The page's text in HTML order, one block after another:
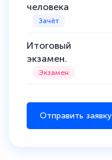
человека
Итоговый
экзамен.
Отправить заявку